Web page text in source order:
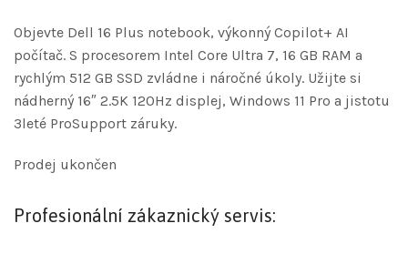
Objevte Dell 16 Plus notebook, výkonný Copilot+ AI
počítač. S procesorem Intel Core Ultra 7, 16 GB RAM a
rychlým 512 GB SSD zvládne i náročné úkoly. Užijte si
nádherný 16″ 2.5K 120Hz displej, Windows 11 Pro a jistotu
3leté ProSupport záruky.
Prodej ukončen
Profesionální zákaznický servis: